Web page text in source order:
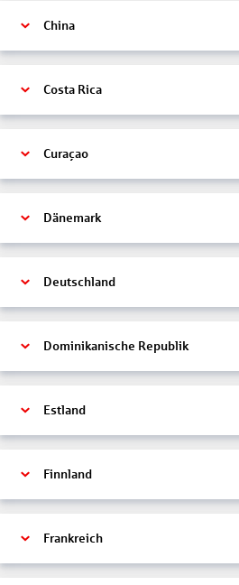
China
Costa Rica
Curaçao
Dänemark
Deutschland
Dominikanische Republik
Estland
Finnland
Frankreich